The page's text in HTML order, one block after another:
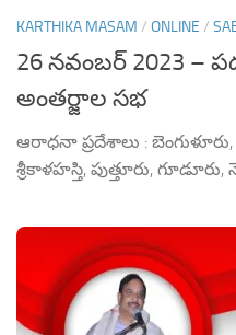
KARTHIKA MASAM / ONLINE /
26 నవంబర్ 2023 –
అంతర్జాల సభ
ఆరాధనా ప్రదేశాలు :
శ్రీకాళహస్తి, పుత్తూరు,